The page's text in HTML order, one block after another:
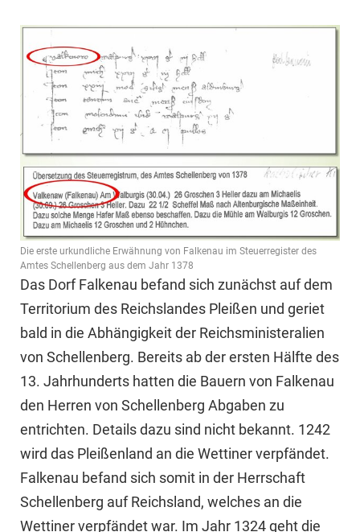
Die erste urkundliche Erwähnung von Falkenau im Steuerregister des
Amtes Schellenberg aus dem Jahr 1378
Das Dorf Falkenau befand sich zunächst auf dem
Territorium des Reichslandes Pleißen und geriet
bald in die Abhängigkeit der Reichsministeralien
von Schellenberg. Bereits ab der ersten Hälfte des
13. Jahrhunderts hatten die Bauern von Falkenau
den Herren von Schellenberg Abgaben zu
entrichten. Details dazu sind nicht bekannt. 1242
wird das Pleißenland an die Wettiner verpfändet.
Falkenau befand sich somit in der Herrschaft
Schellenberg auf Reichsland, welches an die
Wettiner verpfändet war. Im Jahr 1324 geht die